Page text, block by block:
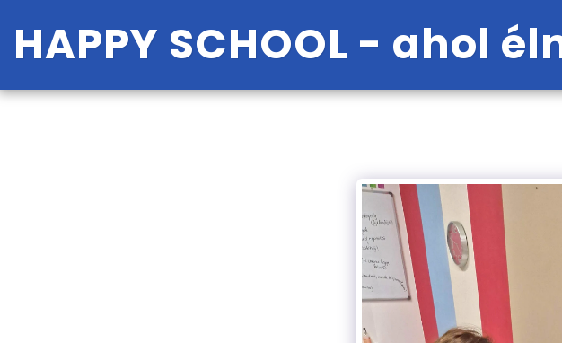
HAPPY SCHOOL - ahol